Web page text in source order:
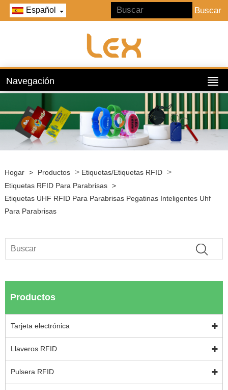
Español
Navegación
Hogar > Productos > Etiquetas/Etiquetas RFID >
Etiquetas RFID Para Parabrisas >
Etiquetas UHF RFID Para Parabrisas Pegatinas Inteligentes Uhf
Para Parabrisas
Productos
Tarjeta electrónica
Llaveros RFID
Pulsera RFID